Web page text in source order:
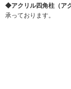
◆アクリル四角柱（ア
承っております。